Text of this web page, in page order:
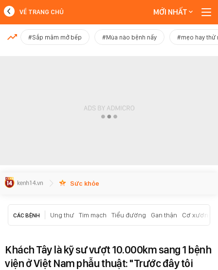
MỚI NHẤT
VỀ TRANG CHỦ MỚI NHẤT
#Sắp mâm mở bếp #Mùa nào bệnh nấy #mẹo hay thử
Sức khỏe
CÁC BỆNH Ung thư Tim mạch Tiểu đường Gan thận Cơ xương
Khách Tây là kỹ sư vượt 10.000km sang 1 bệnh
viện ở Việt Nam phẫu thuật: "Trước đây tôi